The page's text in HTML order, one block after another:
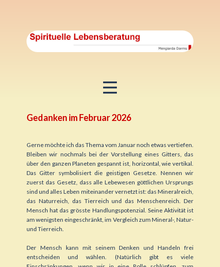
Gedanken im Februar 2026
Gerne möchte ich das Thema vom Januar noch etwas vertiefen.
Bleiben wir nochmals bei der Vorstellung eines Gitters, das
über den ganzen Planeten gespannt ist, horizontal, wie vertikal.
Das Gitter symbolisiert die geistigen Gesetze. Nennen wir
zuerst das Gesetz, dass alle Lebewesen göttlichen Ursprungs
sind und alles Leben miteinander vernetzt ist: das Mineralreich,
das Naturreich, das Tierreich und das Menschenreich. Der
Mensch hat das grösste Handlungspotenzial. Seine Aktivität ist
am wenigsten eingeschränkt, im Vergleich zum Mineral-, Natur-
und Tierreich.
Der Mensch kann mit seinem Denken und Handeln frei
entscheiden und wählen. (Natürlich gibt es viele